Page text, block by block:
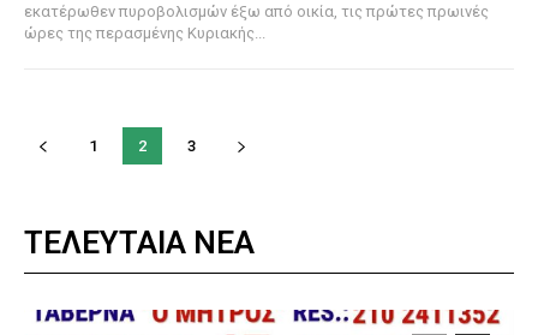
εκατέρωθεν πυροβολισμών έξω από οικία, τις πρώτες πρωινές
ώρες της περασμένης Κυριακής...
1 2 3
ΤΕΛΕΥΤΑΙΑ ΝΕΑ